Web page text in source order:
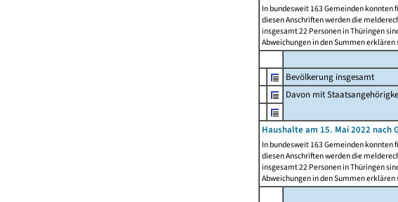
In bundesweit 163 Gemeinden konnten
diesen Anschriften werden die
insgesamt 22 Personen in Thüringen
Abweichungen in den Summen
Bevölkerung insgesamt
Davon mit
Haushalte am 15. Mai 2022 nach
In bundesweit 163 Gemeinden konnten
diesen Anschriften werden die
insgesamt 22 Personen in Thüringen
Abweichungen in den Summen